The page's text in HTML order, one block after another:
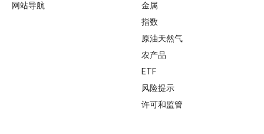
网站导航
金属
指数
原油天然气
农产品
ETF
风险提示
许可和监管